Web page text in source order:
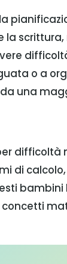
o a
una
di